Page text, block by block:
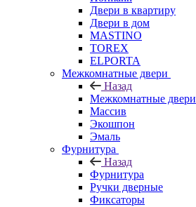
Двери в квартиру
Двери в дом
MASTINO
TOREX
ELPORTA
Межкомнатные двери
Назад
Межкомнатные двери
Массив
Экошпон
Эмаль
Фурнитура
Назад
Фурнитура
Ручки дверные
Фиксаторы